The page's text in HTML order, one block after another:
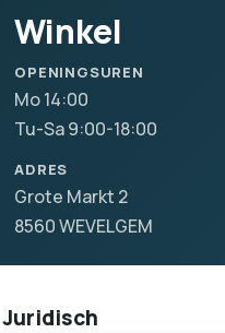
Winkel
OPENINGSUREN
Mo 14:00
Tu-Sa 9:00-18:00
ADRES
Grote Markt 2
8560 WEVELGEM
Juridisch